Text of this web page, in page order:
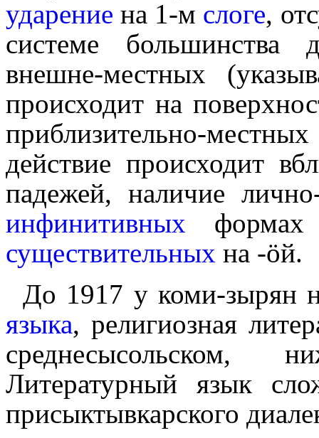
ударение на 1‑м слоге,
системе большин­ства
внешне-местных
происходит на
приблизительно-
действие происходит
падежей, наличие
инфинитивных
существительных на ‑ӧй.
До 1917 у коми-зырян
языка, религиозная
среднесысольском,
Литературный язык
присыктывкарского